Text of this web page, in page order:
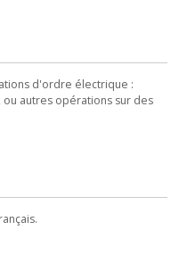
d'ordre électrique :
ou autres opérations sur des